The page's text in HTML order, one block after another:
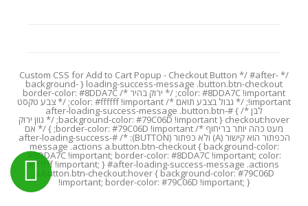
/* Custom CSS for Add to Cart Popup - Checkout Button */ #after-
loading-success-message .button.btn-checkout { background-
color: #8DDA7C !important; /* ירוק בהיר */ border-color: #8DDA7C
!important; /* גבול בצבע תואם */ color: #ffffff !important; /* צבע טקסט
לבן */ } #after-loading-success-message .button.btn-
checkout:hover { background-color: #79C06D !important; /* גוון ירוק
מעט כהה יותר בריחוף */ border-color: #79C06D !important; } /* אם
הכפתור הוא קישור (A) ולא כפתור (BUTTON): */ #after-loading-success-
message .actions a.button.btn-checkout { background-color:
#8DDA7C !important; border-color: #8DDA7C !important; color:
#ffffff !important; } #after-loading-success-message .actions
a.button.btn-checkout:hover { background-color: #79C06D
!important; border-color: #79C06D !important; }